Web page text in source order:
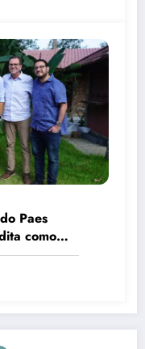
Paes
como